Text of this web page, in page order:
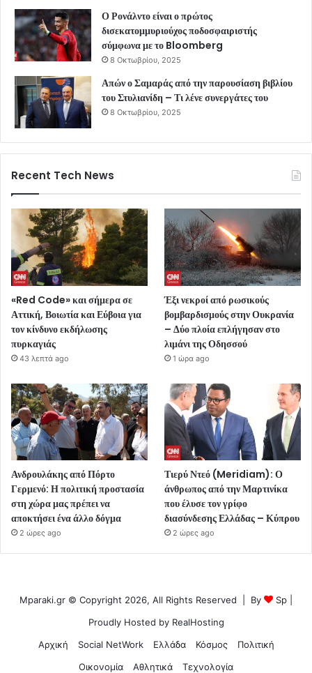
Ο Ρονάλντο είναι ο πρώτος
δισεκατομμυριούχος ποδοσφαιριστής
σύμφωνα με το Bloomberg
8 Οκτωβρίου, 2025
Απών ο Σαμαράς από την παρουσίαση βιβλίου
του Στυλιανίδη – Τι λένε συνεργάτες του
8 Οκτωβρίου, 2025
Recent Tech News
«Red Code» και σήμερα σε
Αττική, Βοιωτία και Εύβοια για
τον κίνδυνο εκδήλωσης
πυρκαγιάς
43 λεπτά ago
Έξι νεκροί από ρωσικούς
βομβαρδισμούς στην Ουκρανία
– Δύο πλοία επλήγησαν στο
λιμάνι της Οδησσού
1 ώρα ago
Ανδρουλάκης από Πόρτο
Γερμενό: Η πολιτική προστασία
στη χώρα μας πρέπει να
αποκτήσει ένα άλλο δόγμα
2 ώρες ago
Τιερύ Ντεό (Meridiam): Ο
άνθρωπος από την Μαρτινίκα
που έλυσε τον γρίφο
διασύνδεσης Ελλάδας – Κύπρου
2 ώρες ago
Mparaki.gr © Copyright 2026, All Rights Reserved | By Sp
Proudly Hosted by RealHosting
Αρχική
Social NetWork Ελλάδα Κόσμος
Πολιτική
Οικονομία
Αθλητικά Τεχνολογία